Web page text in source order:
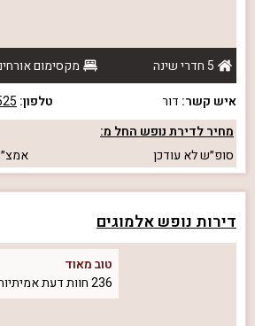
5 חדרי שינה
מקסימום אורחים
איש קשר: דור טלפון:
מחיר לדירת נופש החל מ:
סופ״שלא עודכן
דירות נופש אלמוגים
טוב מאוד
236 חוות דעת אמיתיות